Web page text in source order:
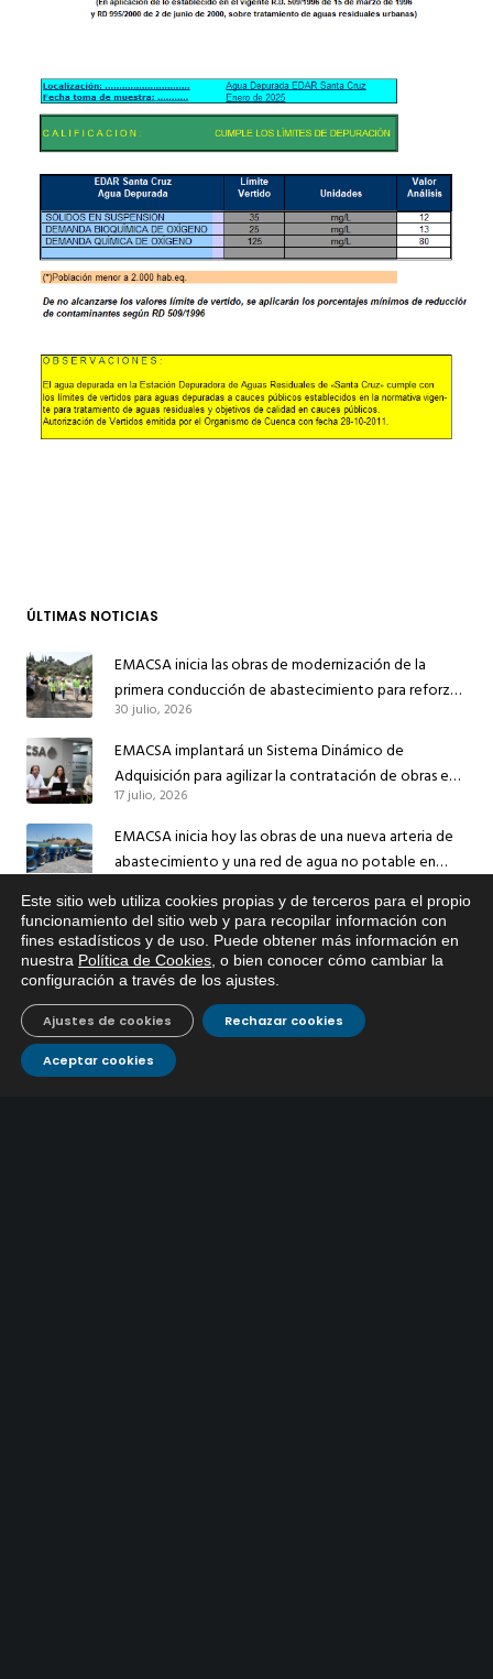
ÚLTIMAS NOTICIAS
EMACSA inicia las obras de modernización de la
primera conducción de abastecimiento para reforzar
el suministro de agua de Córdoba
30 julio, 2026
EMACSA implantará un Sistema Dinámico de
Adquisición para agilizar la contratación de obras en
sus redes e instalaciones
17 julio, 2026
EMACSA inicia hoy las obras de una nueva arteria de
abastecimiento y una red de agua no potable en
Caracterización ZA Córdoba Red Quemadas- 1ª Sem
2026
9 julio, 2026
Caracterización ZA Córdoba Red Carrera Caballo-1º
Sem 2026
9 julio, 2026
Este sitio web utiliza cookies propias y de terceros para el propio
funcionamiento del sitio web y para recopilar información con
fines estadísticos y de uso. Puede obtener más información en
nuestra Política de Cookies , o bien conocer cómo cambiar la
configuración a través de los ajustes
Aceptar cookies
Rechazar cookies
Ajustes de cookies
Si tiene cualquier duda sobre
EMACSA, haga click abajo.